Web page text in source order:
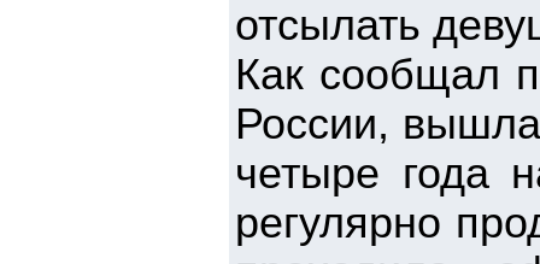
отсылать
Как сообщал
России,
четыре года
регулярно